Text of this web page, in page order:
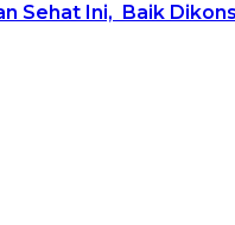
Sehat Ini, Baik